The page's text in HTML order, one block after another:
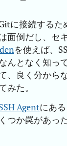
に接続するた
面倒だし、セ
を使えば、
んとなく知っ
、良く分から
みた。
Agentにあ
つか罠があっ